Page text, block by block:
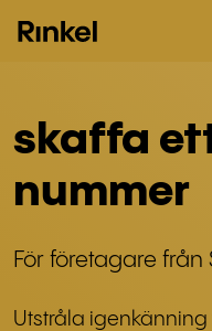
skaffa
nummer
För företagare från
Utstråla igenkänning